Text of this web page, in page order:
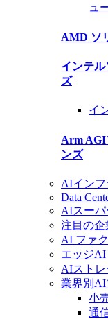
ュ
AMD ソ
インテル
ズ
イ
Arm AGI
ンズ
AIイン
Data
AIスー
注目の企
AI ファ
エッジAI
AIストレ
業界別AI
小
通